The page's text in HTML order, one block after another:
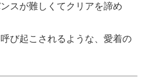
スが難しくてクリアを諦め
び起こされるような、愛着の